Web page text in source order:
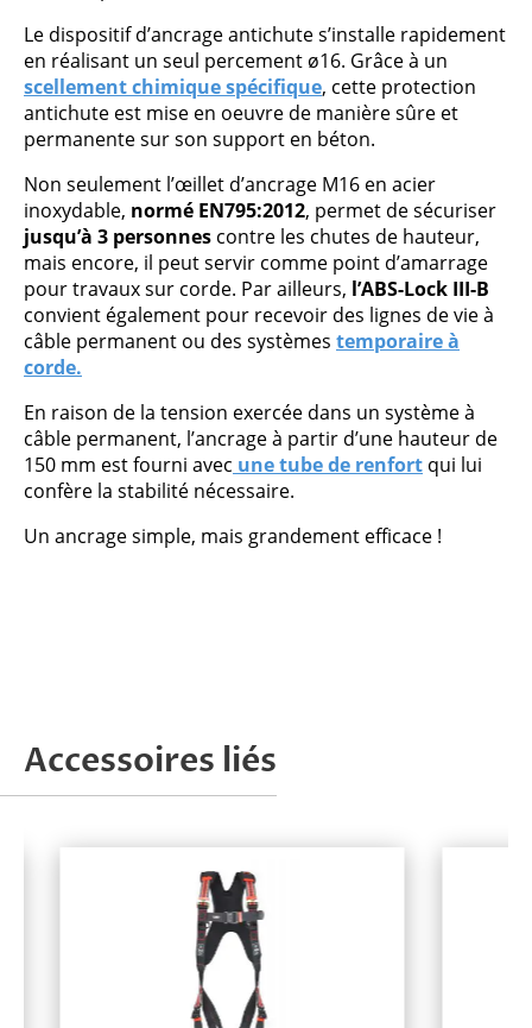
Le dispositif d’ancrage antichute s’installe rapidement
en réalisant un seul percement ø16. Grâce à un
scellement chimique spécifique, cette protection
antichute est mise en oeuvre de manière sûre et
permanente sur son support en béton.
Non seulement l’œillet d’ancrage M16 en acier
inoxydable, normé EN795:2012, permet de sécuriser
jusqu’à 3 personnes contre les chutes de hauteur,
mais encore, il peut servir comme point d’amarrage
pour travaux sur corde. Par ailleurs, l’ABS-Lock III-B
convient également pour recevoir des lignes de vie à
câble permanent ou des systèmes temporaire à
corde.
En raison de la tension exercée dans un système à
câble permanent, l’ancrage à partir d’une hauteur de
150 mm est fourni avec une tube de renfort qui lui
confère la stabilité nécessaire.
Un ancrage simple, mais grandement efficace !
Accessoires liés